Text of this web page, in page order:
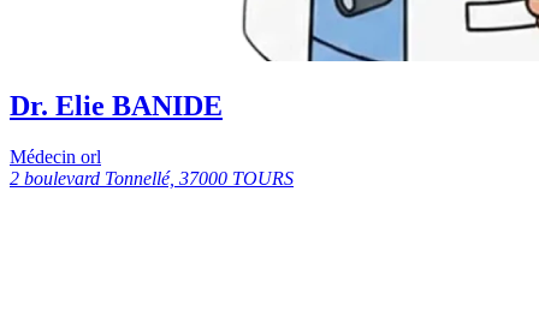
Dr. Elie BANIDE
Médecin orl
2 boulevard Tonnellé, 37000 TOURS